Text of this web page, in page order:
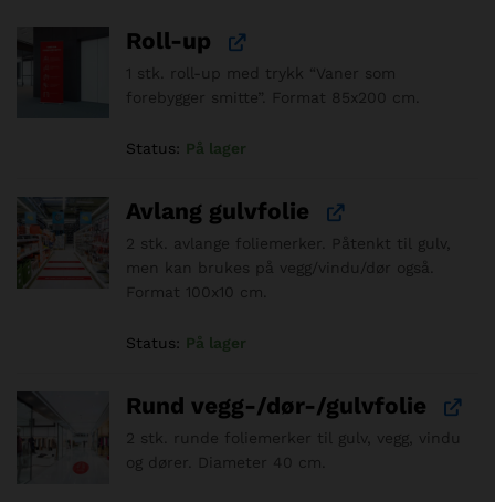
Roll-up
1 stk. roll-up med trykk “Vaner som
forebygger smitte”. Format 85x200 cm.
Status: På lager
Avlang gulvfolie
2 stk. avlange foliemerker. Påtenkt til gulv,
men kan brukes på vegg/vindu/dør også.
Format 100x10 cm.
Status: På lager
Rund vegg-/dør-/gulvfolie
2 stk. runde foliemerker til gulv, vegg, vindu
og dører. Diameter 40 cm.